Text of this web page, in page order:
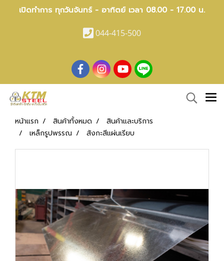
เปิดทำการ ทุกวันจันทร์ - อาทิตย์ เวลา 08.00 - 17.00 น.
044-415-500
หน้าแรก สินค้าทั้งหมด
สินค้าและบริการ
เหล็กรูปพรรณ
สังกะสีแผ่นเรียบ